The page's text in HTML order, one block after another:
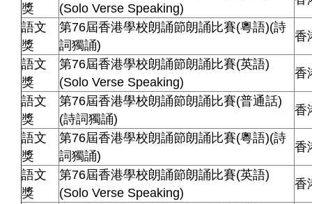
獎
(Solo Verse Speaking)
語文
獎
第76屆香港學校朗誦節朗誦比賽(粵語)(詩
詞獨誦)
香
語文
獎
第76屆香港學校朗誦節朗誦比賽(英語)
(Solo Verse Speaking)
香
語文
獎
第76屆香港學校朗誦節朗誦比賽(普通話)
(詩詞獨誦)
香
語文
獎
第76屆香港學校朗誦節朗誦比賽(粵語)(詩
詞獨誦)
香
語文
獎
第76屆香港學校朗誦節朗誦比賽(英語)
(Solo Verse Speaking)
香